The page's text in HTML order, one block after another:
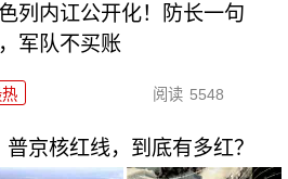
列内讧公开化！防长一句
军队不买账
阅读 5548
京核红线，到底有多红？